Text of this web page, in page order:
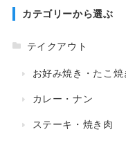
カテゴリーから選ぶ
テイクアウト
お好み焼き・たこ焼
カレー・ナン
ステーキ・焼き肉